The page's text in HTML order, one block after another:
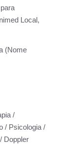
Local,
(Nome
/
/ Psicologia /
Doppler